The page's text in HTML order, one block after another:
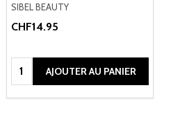
SIBEL BEAUTY
CHF14.95
Quantité:AJOUTER AU PANIER